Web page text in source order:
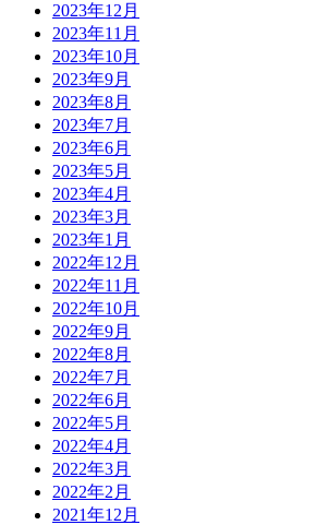
2023年12月
2023年11月
2023年10月
2023年9月
2023年8月
2023年7月
2023年6月
2023年5月
2023年4月
2023年3月
2023年1月
2022年12月
2022年11月
2022年10月
2022年9月
2022年8月
2022年7月
2022年6月
2022年5月
2022年4月
2022年3月
2022年2月
2021年12月